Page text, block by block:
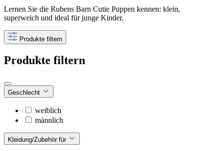
Lernen Sie die Rubens Barn Cutie Puppen kennen: klein,
superweich und ideal für junge Kinder.
Produkte filtern
Produkte filtern
Geschlecht
weiblich
männlich
Kleidung/Zubehör für